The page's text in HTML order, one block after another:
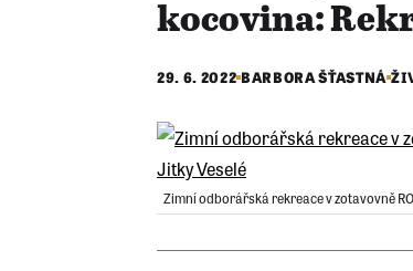
kocovina:
29. 6. 2022 BARBORA ŠŤASTNÁ
Zimní odborářská rekreace v zotavovně